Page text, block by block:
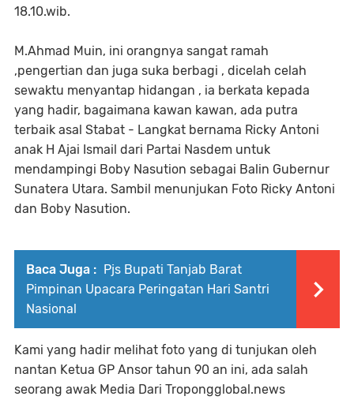
18.10.wib.
M.Ahmad Muin, ini orangnya sangat ramah
,pengertian dan juga suka berbagi , dicelah celah
sewaktu menyantap hidangan , ia berkata kepada
yang hadir, bagaimana kawan kawan, ada putra
terbaik asal Stabat - Langkat bernama Ricky Antoni
anak H Ajai Ismail dari Partai Nasdem untuk
mendampingi Boby Nasution sebagai Balin Gubernur
Sunatera Utara. Sambil menunjukan Foto Ricky Antoni
dan Boby Nasution.
Baca Juga : Pjs Bupati Tanjab Barat
Pimpinan Upacara Peringatan Hari Santri
Nasional
Kami yang hadir melihat foto yang di tunjukan oleh
nantan Ketua GP Ansor tahun 90 an ini, ada salah
seorang awak Media Dari Tropongglobal.news